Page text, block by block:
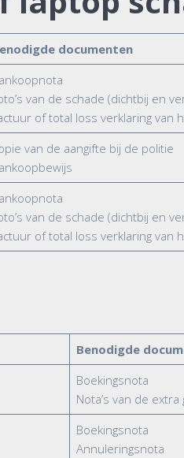
documenten
van de schade (dichtbij en
of total loss verklaring van
van de aangifte bij de politie
van de schade (dichtbij en
of total loss verklaring van
Benodigde
Boekingsnota
Nota’s van de
Boekingsnota
Annuleringsnota